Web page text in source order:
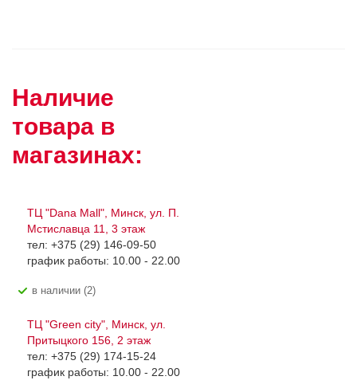
Наличие
товара в
магазинах:
ТЦ "Dana Mall", Минск, ул. П.
Мстиславца 11, 3 этаж
тел: +375 (29) 146-09-50
график работы: 10.00 - 22.00
В наличии (2)
ТЦ "Green city", Минск, ул.
Притыцкого 156, 2 этаж
тел: +375 (29) 174-15-24
график работы: 10.00 - 22.00